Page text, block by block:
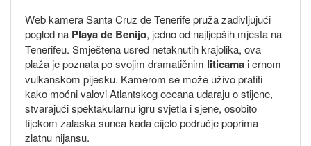
Web kamera Santa Cruz de Tenerife pruža zadivljujući
pogled na Playa de Benijo, jedno od najljepših mjesta na
Tenerifeu. Smještena usred netaknutih krajolika, ova
plaža je poznata po svojim dramatičnim liticama i crnom
vulkanskom pijesku. Kamerom se može uživo pratiti
kako moćni valovi Atlantskog oceana udaraju o stijene,
stvarajući spektakularnu igru svjetla i sjene, osobito
tijekom zalaska sunca kada cijelo područje poprima
zlatnu nijansu.